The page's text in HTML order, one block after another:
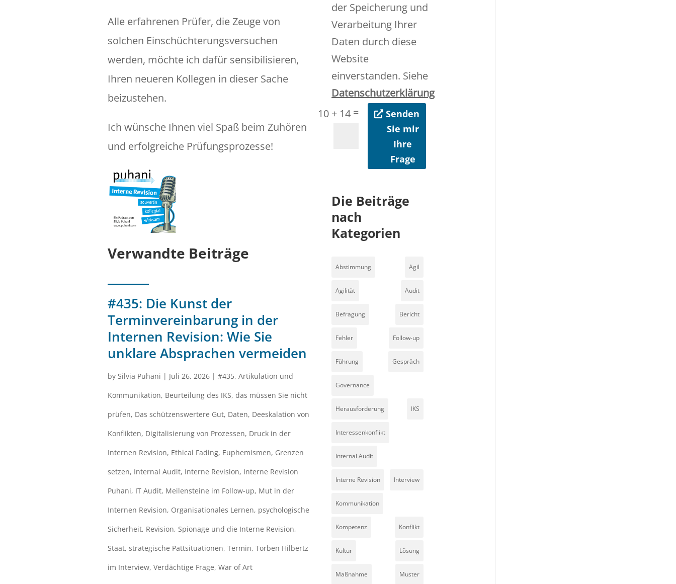
Alle erfahrenen Prüfer, die Zeuge von
solchen Einschüchterungsversuchen
werden, möchte ich dafür sensibilisieren,
Ihren neueren Kollegen in dieser Sache
beizustehen.
Ich wünsche Ihnen viel Spaß beim Zuhören
und erfolgreiche Prüfungsprozesse!
Verwandte Beiträge
#435: Die Kunst der
Terminvereinbarung in der
Internen Revision: Wie Sie
unklare Absprachen vermeiden
by Silvia Puhani | Juli 26, 2026| #435, Artikulation und
Kommunikation, Beurteilung des IKS, das müssen Sie nicht
prüfen, Das schützenswertere Gut, Daten, Deeskalation von
Konflikten, Digitalisierung von Prozessen, Druck in der
Internen Revision, Ethical Fading, Euphemismen, Grenzen
setzen, Internal Audit, Interne Revision, Interne Revision
Puhani, IT Audit, Meilensteine im Follow-up, Mut in der
Internen Revision, Organisationales Lernen, psychologische
Sicherheit, Revision, Spionage und die Interne Revision,
Staat, strategische Pattsituationen, Termin, Torben Hilbertz
im Interview, Verdächtige Frage, War of Art
der Speicherung und
Verarbeitung Ihrer
Daten durch diese
Website
einverstanden. Siehe
Datenschutzerklärung
10 + 14 =
Senden
Sie mir
Ihre
Frage
Die Beiträge
nach
Kategorien
Abstimmung Agil
Agilität Audit
Befragung Bericht
Fehler Follow-up
Führung Gespräch
Governance
Herausforderung IKS
Interessenkonflikt
Internal Audit
Interne Revision Interview
Kommunikation
Kompetenz Konflikt
Kultur Lösung
Maßnahme Muster